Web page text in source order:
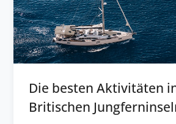
Die besten Aktivitäten
Britischen